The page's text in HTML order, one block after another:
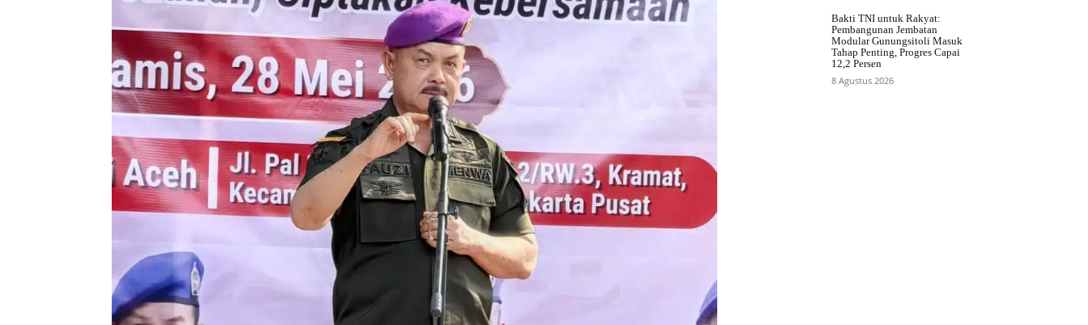
Bakti TNI untuk Rakyat:
Pembangunan Jembatan
Modular Gunungsitoli Masuk
Tahap Penting, Progres Capai
12,2 Persen
8 Agustus 2026